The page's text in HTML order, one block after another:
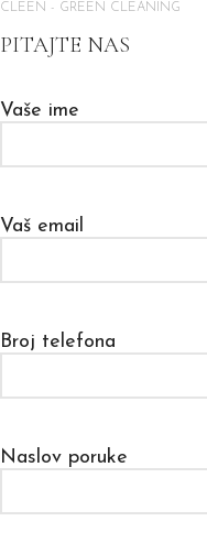
CLEEN - GREEN CLEANING
PITAJTE NAS
Vaše ime
Vaš email
Broj telefona
Naslov poruke